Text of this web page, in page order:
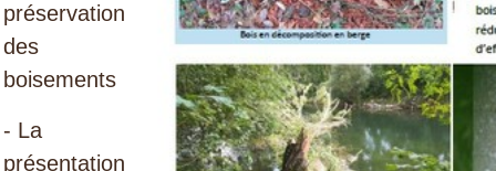
préservation
des
boisements
- La
présentation